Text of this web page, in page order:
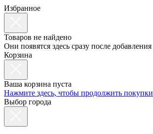
Избранное
Товаров не найдено
Они появятся здесь сразу после добавления
Корзина
Ваша корзина пуста
Нажмите здесь, чтобы продолжить покупки
Выбор города